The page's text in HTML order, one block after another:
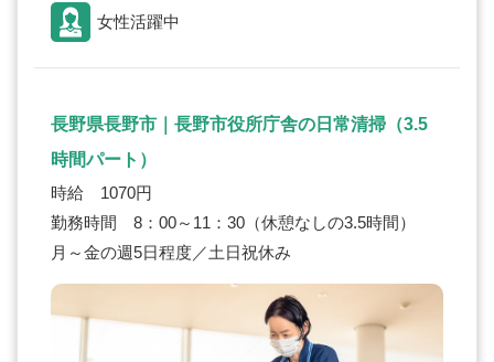
女性活躍中
長野県長野市｜長野市役所庁舎の日常清掃（3.5
時間パート）
時給 1070円
勤務時間 8：00～11：30（休憩なしの3.5時間）
月～金の週5日程度／土日祝休み